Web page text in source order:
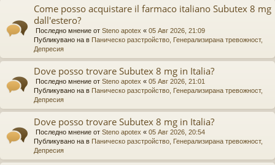
Come posso acquistare il farmaco italiano Subutex 8 mg
dall'estero?
Последно мнение от Steno apotex « 05 Авг 2026, 21:09
Публикувано на в Паническо разстройство, Генерализирана тревожност,
Депресия
Dove posso trovare Subutex 8 mg in Italia?
Последно мнение от Steno apotex « 05 Авг 2026, 21:01
Публикувано на в Паническо разстройство, Генерализирана тревожност,
Депресия
Dove posso trovare Subutex 8 mg in Italia?
Последно мнение от Steno apotex « 05 Авг 2026, 20:54
Публикувано на в Паническо разстройство, Генерализирана тревожност,
Депресия